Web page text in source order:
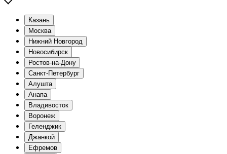
Казань
Москва
Нижний Новгород
Новосибирск
Ростов-на-Дону
Санкт-Петербург
Алушта
Анапа
Владивосток
Воронеж
Геленджик
Джанкой
Ефремов